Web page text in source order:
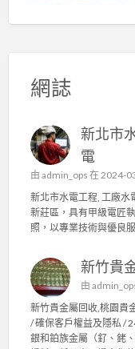
網誌
新北市
電
由 admin_ops 在 2024-
新北市水電工程, 工廠水
新莊區，具有甲級電匠
照，以專業技術與優良
新竹貴
由
新竹貴金屬回收,桃園貴
/ 確保客戶權益及隱私 /
銀和鉑族金屬（釕、銠